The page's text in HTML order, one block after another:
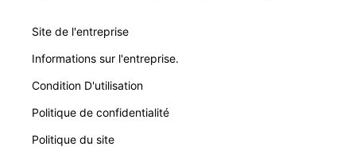
Site de l'entreprise
Informations sur l'entreprise.
Condition D'utilisation
Politique de confidentialité
Politique du site